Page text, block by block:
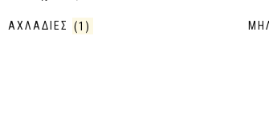
ΑΧΛΑΔΙΈΣ (1)